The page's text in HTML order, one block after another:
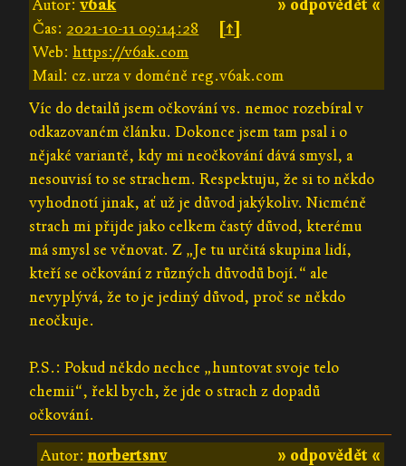
» odpovědět «
Autor:v6ak
Čas: 2021-10-11 09:14:28
[↑]
Web:https://v6ak.com
Mail: cz.urza v doméně reg.v6ak.com
Víc do detailů jsem očkování vs. nemoc rozebíral v
odkazovaném článku. Dokonce jsem tam psal i o
nějaké variantě, kdy mi neočkování dává smysl, a
nesouvisí to se strachem. Respektuju, že si to někdo
vyhodnotí jinak, ať už je důvod jakýkoliv. Nicméně
strach mi přijde jako celkem častý důvod, kterému
má smysl se věnovat. Z „Je tu určitá skupina lidí,
kteří se očkování z různých důvodů bojí.“ ale
nevyplývá, že to je jediný důvod, proč se někdo
neočkuje.
P.S.: Pokud někdo nechce „huntovat svoje telo
chemii“, řekl bych, že jde o strach z dopadů
očkování.
» odpovědět «
Autor:norbertsnv